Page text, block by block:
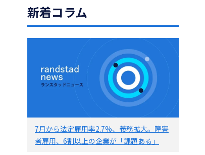
新着コラム
7月から法定雇用率2.7%、義務拡大。障害
者雇用、6割以上の企業が「課題ある」